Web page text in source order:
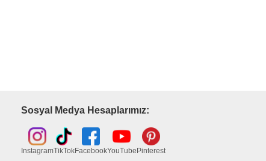
Sosyal Medya Hesaplarımız:
InstagramTikTokFacebookYouTubePinterest